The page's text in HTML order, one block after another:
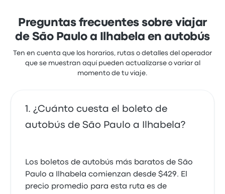
Preguntas frecuentes sobre viajar
de São Paulo a Ilhabela en autobús
Ten en cuenta que los horarios, rutas o detalles del operador
que se muestran aquí pueden actualizarse o variar al
momento de tu viaje.
¿Cuánto cuesta el boleto de
autobús de São Paulo a Ilhabela?
Los boletos de autobús más baratos de São
Paulo a Ilhabela comienzan desde $429. El
precio promedio para esta ruta es de